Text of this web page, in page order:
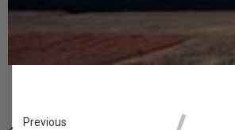
Previous